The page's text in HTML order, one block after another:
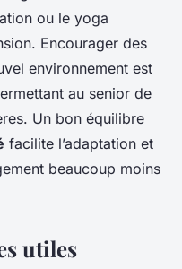
ou le yoga
Encourager des
environnement est
au senior de
Un bon équilibre
facilite l’adaptation et
beaucoup moins
utiles